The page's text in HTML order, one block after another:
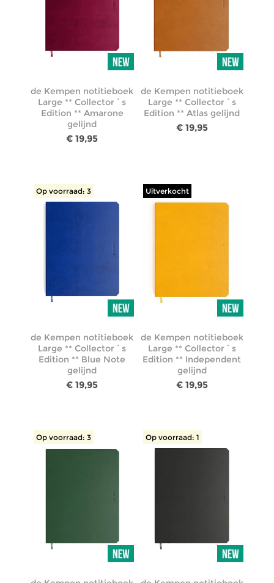
de Kempen notitieboek
Large ** Collector´s
Edition ** Amarone
gelijnd
€ 19,95
de Kempen notitieboek
Large ** Collector´s
Edition ** Atlas gelijnd
€ 19,95
Op voorraad: 3
de Kempen notitieboek
Large ** Collector´s
Edition ** Blue Note
gelijnd
€ 19,95
Uitverkocht
de Kempen notitieboek
Large ** Collector´s
Edition ** Independent
gelijnd
€ 19,95
Op voorraad: 3 Op voorraad: 1